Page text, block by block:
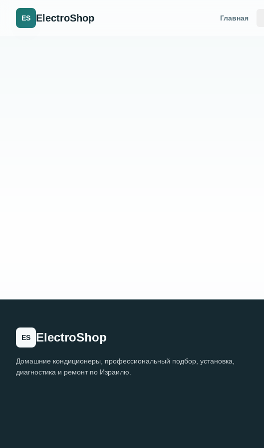
ES ElectroShop Главная
ES ElectroShop
Домашние кондиционеры, профессиональный подбор, установка,
диагностика и ремонт по Израилю.